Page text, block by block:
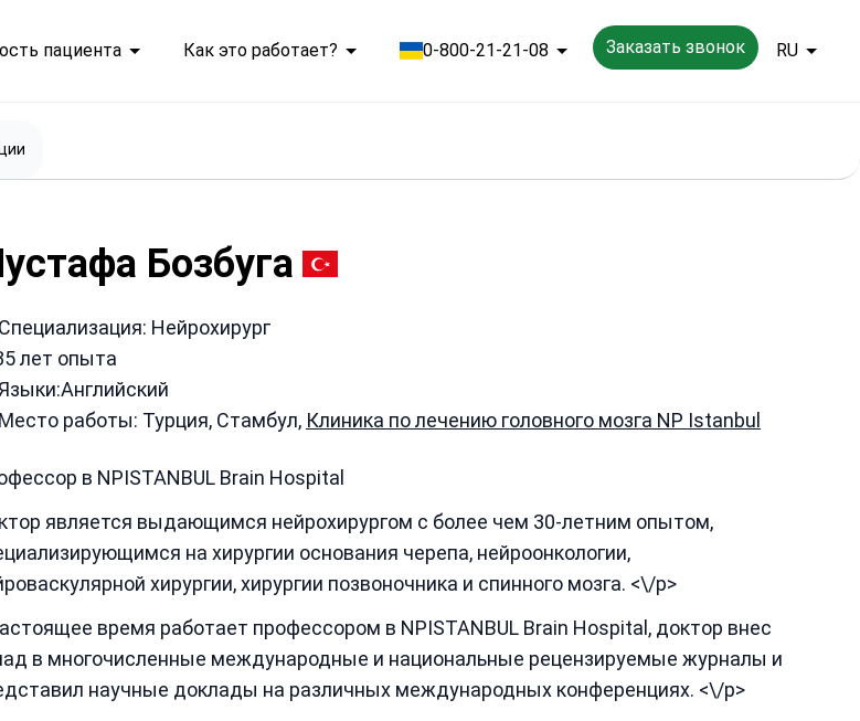
пациента Как это работает? 0-800-21-21-08 Заказать звонок RU
Бозбуга
Специализация: Нейрохирург
лет опыта
Языки:Английский
Место работы: Турция, Стамбул, Клиника по лечению головного мозга NP Istanbul
в NPISTANBUL Brain Hospital
является выдающимся нейрохирургом с более чем 30-летним опытом,
на хирургии основания черепа, нейроонкологии,
хирургии, хирургии позвоночника и спинного мозга. <\/p>
время работает профессором в NPISTANBUL Brain Hospital, доктор внес
в многочисленные международные и национальные рецензируемые журналы и
научные доклады на различных международных конференциях. <\/p>